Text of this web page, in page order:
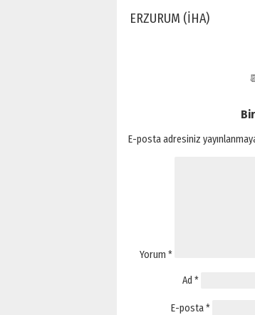
ERZURUM (İHA)
E-posta adresiniz
Yorum *
Ad *
E-posta*